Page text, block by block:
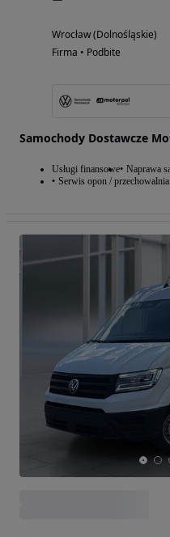
Wrocław (Dolnośląskie)
Firma • Podbite
Samochody Dostawcze
Usługi finansowe Naprawa
Serwis opon / przechowalnia